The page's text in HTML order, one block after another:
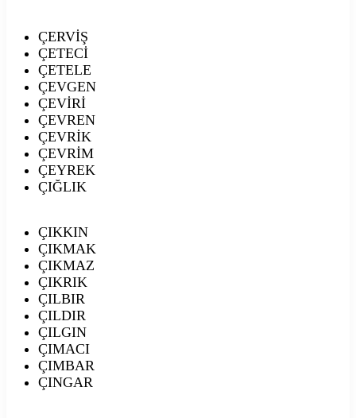
ÇERVİŞ
ÇETECİ
ÇETELE
ÇEVGEN
ÇEVİRİ
ÇEVREN
ÇEVRİK
ÇEVRİM
ÇEYREK
ÇIĞLIK
ÇIKKIN
ÇIKMAK
ÇIKMAZ
ÇIKRIK
ÇILBIR
ÇILDIR
ÇILGIN
ÇIMACI
ÇIMBAR
ÇINGAR